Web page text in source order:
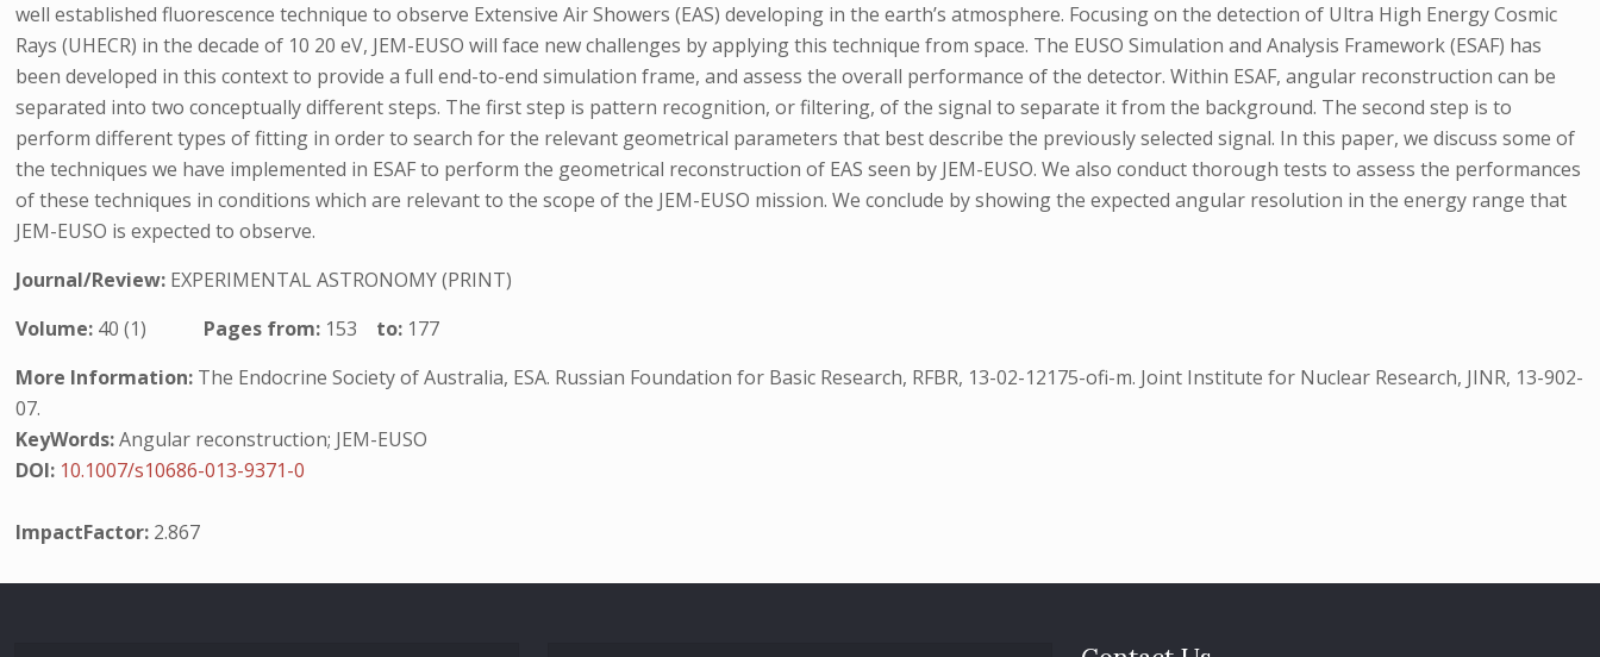
well established fluorescence technique to observe Extensive Air Showers (EAS) developing in the earth’s atmosphere. Focusing on the detection of Ultra High Energy Cosmic
Rays (UHECR) in the decade of 10 20 eV, JEM-EUSO will face new challenges by applying this technique from space. The EUSO Simulation and Analysis Framework (ESAF) has
been developed in this context to provide a full end-to-end simulation frame, and assess the overall performance of the detector. Within ESAF, angular reconstruction can be
separated into two conceptually different steps. The first step is pattern recognition, or filtering, of the signal to separate it from the background. The second step is to
perform different types of fitting in order to search for the relevant geometrical parameters that best describe the previously selected signal. In this paper, we discuss some of
the techniques we have implemented in ESAF to perform the geometrical reconstruction of EAS seen by JEM-EUSO. We also conduct thorough tests to assess the performances
of these techniques in conditions which are relevant to the scope of the JEM-EUSO mission. We conclude by showing the expected angular resolution in the energy range that
JEM-EUSO is expected to observe.
Journal/Review: EXPERIMENTAL ASTRONOMY (PRINT)
Volume: 40 (1) Pages from: 153 to: 177
More Information: The Endocrine Society of Australia, ESA. Russian Foundation for Basic Research, RFBR, 13-02-12175-ofi-m. Joint Institute for Nuclear Research, JINR, 13-902-
07.
KeyWords:Angular reconstruction; JEM-EUSO
DOI: 10.1007/s10686-013-9371-0
ImpactFactor: 2.867